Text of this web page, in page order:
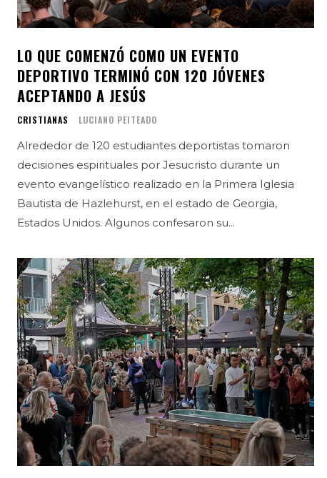
LO QUE COMENZÓ COMO UN EVENTO
DEPORTIVO TERMINÓ CON 120 JÓVENES
ACEPTANDO A JESÚS
CRISTIANAS LUCIANO PEITEADO
Alrededor de 120 estudiantes deportistas tomaron
decisiones espirituales por Jesucristo durante un
evento evangelístico realizado en la Primera Iglesia
Bautista de Hazlehurst, en el estado de Georgia,
Estados Unidos. Algunos confesaron su...